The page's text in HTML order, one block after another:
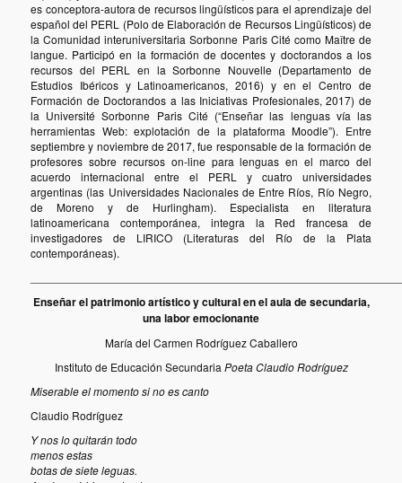
es conceptora-autora de recursos lingüísticos para el aprendizaje del
español del PERL (Polo de Elaboración de Recursos Lingüísticos) de
la Comunidad interuniversitaria Sorbonne Paris Cité como Maître de
langue. Participó en la formación de docentes y doctorandos a los
recursos del PERL en la Sorbonne Nouvelle (Departamento de
Estudios Ibéricos y Latinoamericanos, 2016) y en el Centro de
Formación de Doctorandos a las Iniciativas Profesionales, 2017) de
la Université Sorbonne Paris Cité (“Enseñar las lenguas vía las
herramientas Web: explotación de la plataforma Moodle”). Entre
septiembre y noviembre de 2017, fue responsable de la formación de
profesores sobre recursos on-line para lenguas en el marco del
acuerdo internacional entre el PERL y cuatro universidades
argentinas (las Universidades Nacionales de Entre Ríos, Río Negro,
de Moreno y de Hurlingham). Especialista en literatura
latinoamericana contemporánea, integra la Red francesa de
investigadores de LIRICO (Literaturas del Río de la Plata
contemporáneas).
Enseñarelpatrimonioartístico y cultural en el aula de secundaria,
una labor emocionante
María del Carmen Rodríguez Caballero
Instituto de Educación Secundaria Poeta Claudio Rodríguez
Miserable el momento si no es canto
Claudio Rodríguez
Y nos lo quitarán todo
menos estas
botas de siete leguas.